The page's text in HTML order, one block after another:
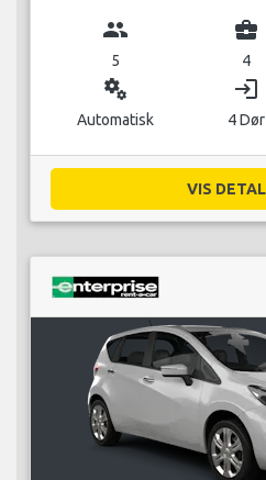
group
5
business_center
4
miscellaneous_services
Automatisk
login
4 Dør
VIS